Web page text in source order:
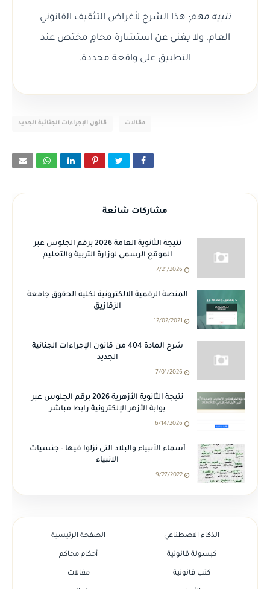
تنبيه مهم: هذا الشرح لأغراض التثقيف القانوني
العام، ولا يغني عن استشارة محامٍ مختص عند
التطبيق على واقعة محددة.
قانون الإجراءات الجنائية الجديد مقالات
مشاركات شائعة
نتيجة الثانوية العامة 2026 برقم الجلوس عبر
الموقع الرسمي لوزارة التربية والتعليم
7/21/2026
المنصة الرقمية الالكترونية لكلية الحقوق جامعة
الزقازيق
12/02/2021
شرح المادة 404 من قانون الإجراءات الجنائية
الجديد
7/01/2026
نتيجة الثانوية الأزهرية 2026 برقم الجلوس عبر
بوابة الأزهر الإلكترونية رابط مباشر
6/14/2026
أسماء الأنبياء والبلاد التى نزلوا فيها - جنسيات
الانبياء
9/27/2022
الصفحة الرئيسية الذكاء الاصطناعي
أحكام محاكم كبسولة قانونية
مقالات كتب قانونية